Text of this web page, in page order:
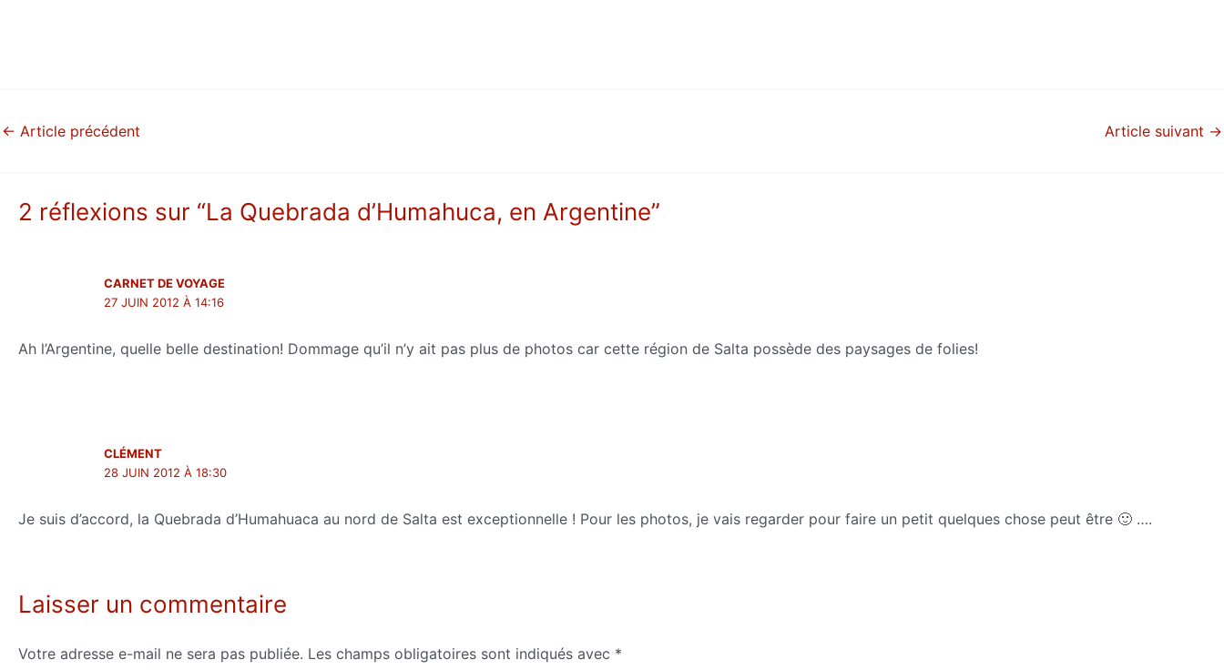
← Article précédent Article suivant →
2 réflexions sur “La Quebrada d’Humahuca, en Argentine”
CARNET DE VOYAGE
27 JUIN 2012 À 14:16
Ah l’Argentine, quelle belle destination! Dommage qu’il n’y ait pas plus de photos car cette région de Salta possède des paysages de folies!
CLÉMENT
28 JUIN 2012 À 18:30
Je suis d’accord, la Quebrada d’Humahuaca au nord de Salta est exceptionnelle ! Pour les photos, je vais regarder pour faire un petit quelques chose peut être 🙂 ….
Laisser un commentaire
Votre adresse e-mail ne sera pas publiée. Les champs obligatoires sont indiqués avec *